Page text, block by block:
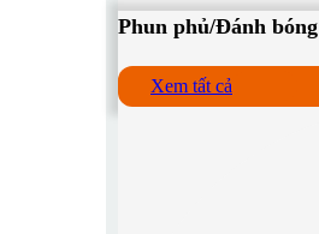
Phun phủ/Đánh bóng
Xem tất cả